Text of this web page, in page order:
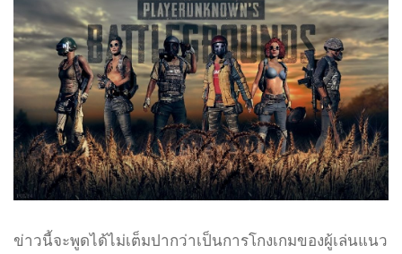
ข่าวนี้จะพูดได้ไม่เต็มปากว่าเป็นการโกงเกมของผู้เล่นแนว